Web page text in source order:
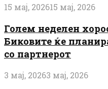
15 мај, 202615 мај, 2026
Голем неделен
Биковите ќе
со партнерот
3 мај, 20263 мај, 2026